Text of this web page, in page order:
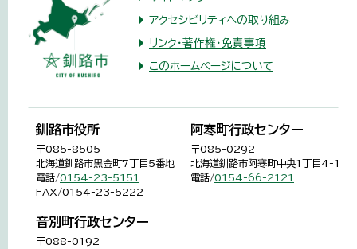
アクセシビリティへの取り組み
リンク・著作権・免責事項
このホームページについて
釧路市役所
〒085-8505
北海道釧路市黒金町7丁目5番地
電話/0154-23-5151
FAX/0154-23-5222
阿寒町行政センター
〒085-0292
北海道釧路市阿寒町中央1丁目4-1
電話/0154-66-2121
音別町行政センター
〒088-0192